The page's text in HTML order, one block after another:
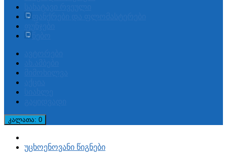
კალათა: 0
უცხოენოვანი წიგნები